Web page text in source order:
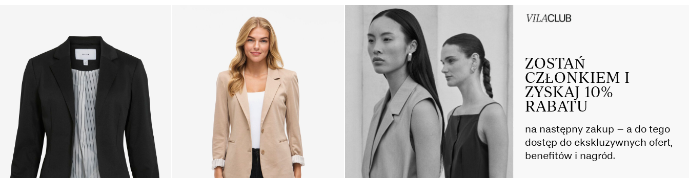
Intet indhold
ZOSTAŃ
CZŁONKIEM I
ZYSKAJ 10%
RABATU
na następny zakup – a do tego
dostęp do ekskluzywnych ofert,
benefitów i nagród.
up_spring26